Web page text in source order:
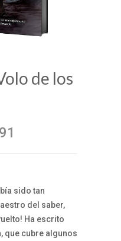
de los
sido tan
del saber,
Ha escrito
que cubre algunos